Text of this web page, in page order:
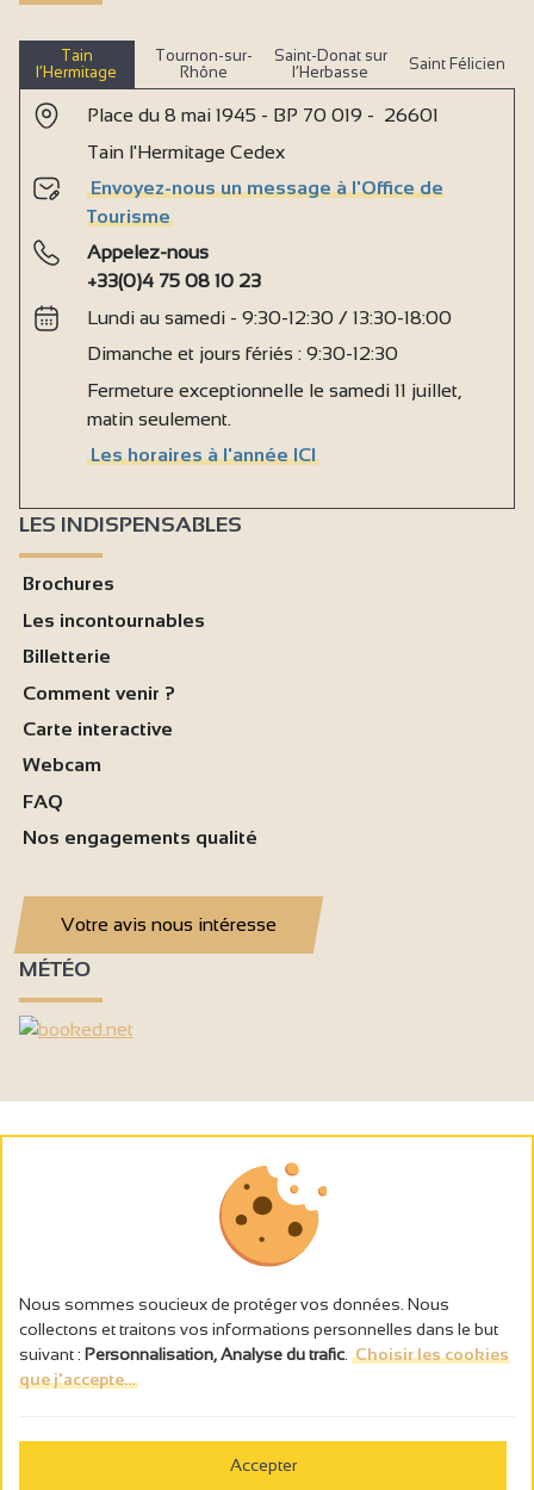
Tain
l’Hermitage
Tournon-sur-
Rhône
Saint-Donat sur
l’Herbasse
Saint Félicien
Place du 8 mai 1945 - BP 70 019 - 26601
Tain l'Hermitage Cedex
Envoyez-nous un message à l'Office de
Tourisme
Appelez-nous
+33(0)4 75 08 10 23
Lundi au samedi - 9:30-12:30 / 13:30-18:00
Dimanche et jours fériés : 9:30-12:30
Fermeture exceptionnelle le samedi 11 juillet,
matin seulement.
Les horaires à l'année ICI
LES INDISPENSABLES
Brochures
Les incontournables
Billetterie
Comment venir ?
Carte interactive
Webcam
FAQ
Nos engagements qualité
Votre avis nous intéresse
MÉTÉO
L’abus d’alcool est dangereux pour la santé, à consommer avec
Nous sommes soucieux de protéger vos données. Nous
collectons et traitons vos informations personnelles dans le but
suivant : Personnalisation, Analyse du trafic Choisir les cookies
que j'accepte...
Accepter